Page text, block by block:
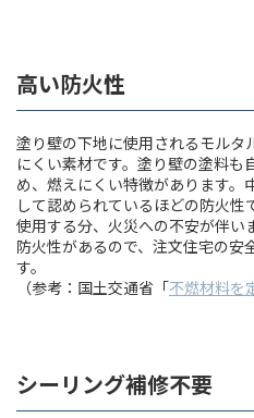
高い防火性
塗り壁の下地に使用されるモルタ
にくい素材です。塗り壁の塗料も
め、燃えにくい特徴があります。
して認められているほどの防火性
使用する分、火災への不安が伴い
防火性があるので、注文住宅の安
す。
（参考：国土交通省「不燃材料を
シーリング補修不要